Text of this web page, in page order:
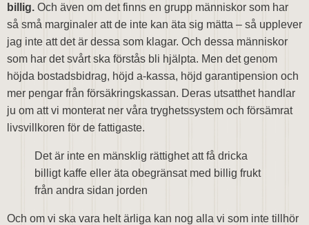
billig. Och även om det finns en grupp människor som har
så små marginaler att de inte kan äta sig mätta – så upplever
jag inte att det är dessa som klagar. Och dessa människor
som har det svårt ska förstås bli hjälpta. Men det genom
höjda bostadsbidrag, höjd a-kassa, höjd garantipension och
mer pengar från försäkringskassan. Deras utsatthet handlar
ju om att vi monterat ner våra tryghetssystem och försämrat
livsvillkoren för de fattigaste.
Det är inte en mänsklig rättighet att få dricka
billigt kaffe eller äta obegränsat med billig frukt
från andra sidan jorden
Och om vi ska vara helt ärliga kan nog alla vi som inte tillhör